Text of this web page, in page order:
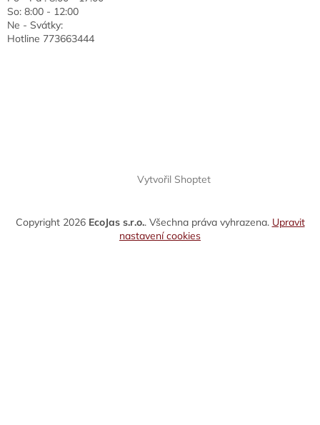
So: 8:00 - 12:00
Ne - Svátky:
Hotline 773663444
Vytvořil Shoptet
Copyright 2026 EcoJas s.r.o.. Všechna práva vyhrazena. Upravit
nastavení cookies